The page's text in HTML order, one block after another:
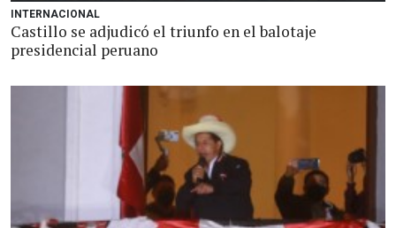
INTERNACIONAL
Castillo se adjudicó el triunfo en el balotaje
presidencial peruano